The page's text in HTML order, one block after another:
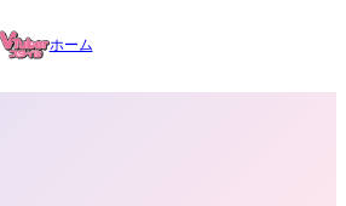
ホーム